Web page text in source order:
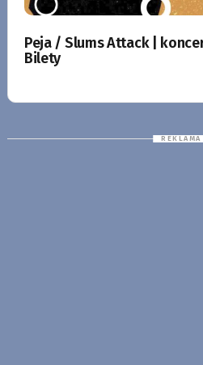
Peja / Slums Attack |
Bilety